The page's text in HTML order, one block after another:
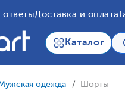
Доставка и оплата
Каталог
одежда Шорты